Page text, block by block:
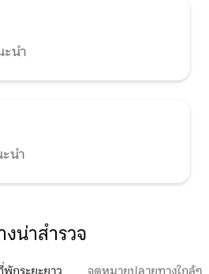
นำ
นำ
น่าสำรวจ
กระยะยาว จุดหมายปลายทางใกล้ๆ